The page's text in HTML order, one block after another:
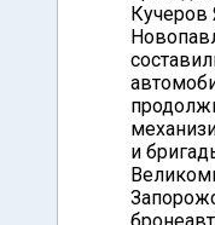
Кучеров
и